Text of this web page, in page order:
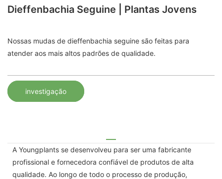
Dieffenbachia Seguine | Plantas Jovens
Nossas mudas de dieffenbachia seguine são feitas para
atender aos mais altos padrões de qualidade.
investigação
A Youngplants se desenvolveu para ser uma fabricante
profissional e fornecedora confiável de produtos de alta
qualidade. Ao longo de todo o processo de produção,